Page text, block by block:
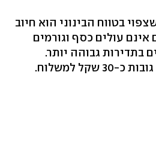
בטווח הבינוני הוא חיוב
עולים כסף וגורמים
בתדירות גבוהה יותר.
למשלוח.